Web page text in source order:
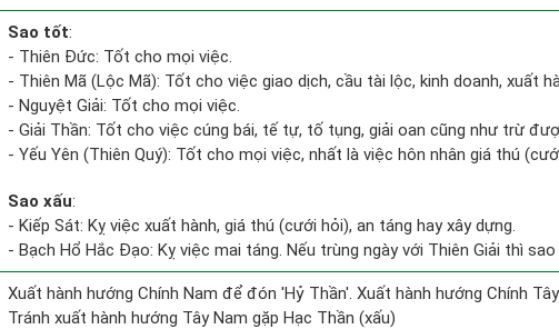
Sao tốt:
- Thiên Đức: Tốt cho mọi việc.
- Thiên Mã (Lộc Mã): Tốt cho việc giao dịch, cầu tài lộc, kinh doanh, xuất
- Nguyệt Giải: Tốt cho mọi việc.
- Giải Thần: Tốt cho việc cúng bái, tế tự, tố tụng, giải oan cũng như trừ
- Yếu Yên (Thiên Quý): Tốt cho mọi việc, nhất là việc hôn nhân giá thú
Sao xấu:
- Kiếp Sát: Kỵ việc xuất hành, giá thú (cưới hỏi), an táng hay xây dựng.
- Bạch Hổ Hắc Đạo: Kỵ việc mai táng. Nếu trùng ngày với Thiên Giải thì
Xuất hành hướng Chính Nam để đón 'Hỷ Thần'. Xuất hành hướng Chính
Tránh xuất hành hướng Tây Nam gặp Hạc Thần (xấu)